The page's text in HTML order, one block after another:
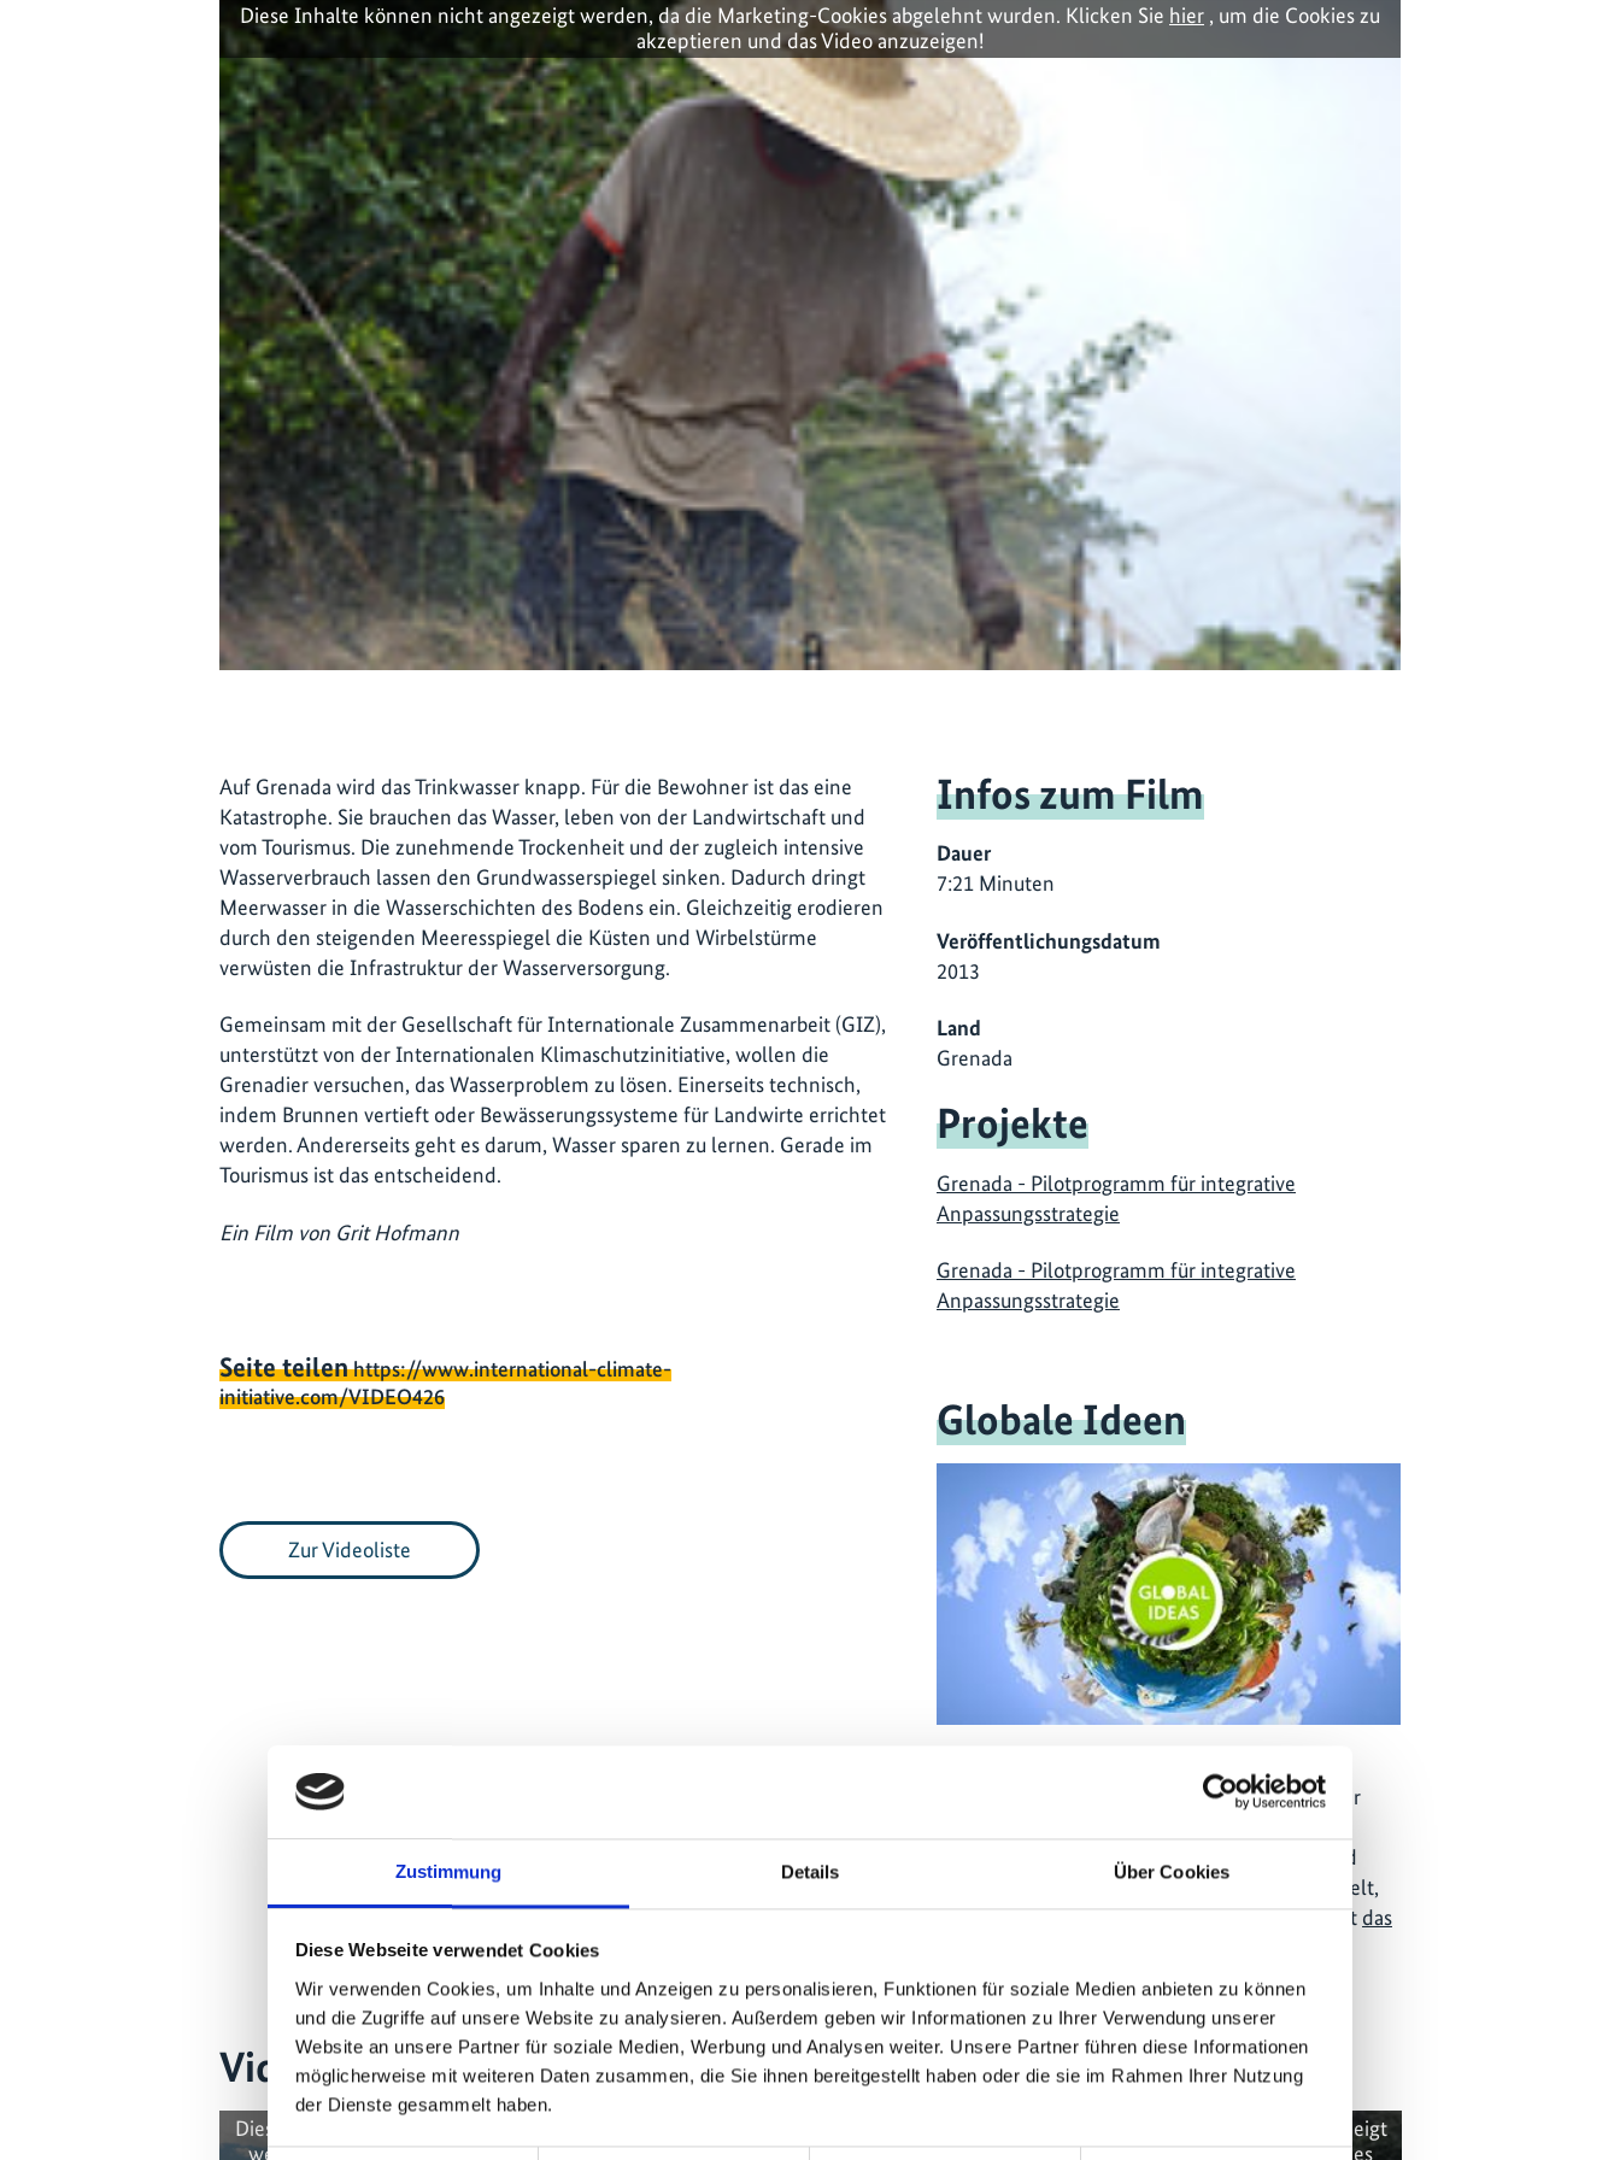
Zustimmung Details Über Cookies
Diese Webseite verwendet Cookies
Wir verwenden Cookies, um Inhalte und Anzeigen zu personalisieren, Funktionen für soziale Medien anbieten zu können
und die Zugriffe auf unsere Website zu analysieren. Außerdem geben wir Informationen zu Ihrer Verwendung unserer
Website an unsere Partner für soziale Medien, Werbung und Analysen weiter. Unsere Partner führen diese Informationen
möglicherweise mit weiteren Daten zusammen, die Sie ihnen bereitgestellt haben oder die sie im Rahmen Ihrer Nutzung
der Dienste gesammelt haben.
Diese Inhalte können nicht angezeigt werden, da die Marketing-Cookies abgelehnt wurden. Klicken Sie hier , um die Cookies zu
akzeptieren und das Video anzuzeigen!
Auf Grenada wird das Trinkwasser knapp. Für die Bewohner ist das eine
Katastrophe. Sie brauchen das Wasser, leben von der Landwirtschaft und
vom Tourismus. Die zunehmende Trockenheit und der zugleich intensive
Wasserverbrauch lassen den Grundwasserspiegel sinken. Dadurch dringt
Meerwasser in die Wasserschichten des Bodens ein. Gleichzeitig erodieren
durch den steigenden Meeresspiegel die Küsten und Wirbelstürme
verwüsten die Infrastruktur der Wasserversorgung.
Gemeinsam mit der Gesellschaft für Internationale Zusammenarbeit (GIZ),
unterstützt von der Internationalen Klimaschutzinitiative, wollen die
Grenadier versuchen, das Wasserproblem zu lösen. Einerseits technisch,
indem Brunnen vertieft oder Bewässerungssysteme für Landwirte errichtet
werden. Andererseits geht es darum, Wasser sparen zu lernen. Gerade im
Tourismus ist das entscheidend.
Ein Film von Grit Hofmann
Seite teilenhttps://www.international-climate-
initiative.com/VIDEO426
Zur Videoliste
Infos zum Film
Dauer
7:21 Minuten
Veröffentlichungsdatum
2013
Land
Grenada
Projekte
Grenada - Pilotprogramm für integrative
Anpassungsstrategie
Grenada - Pilotprogramm für integrative
Anpassungsstrategie
Globale Ideen
informiert die Deutsche Welle Menschen in der
praktischen Umsetzung von Biodiversitäts- und
Klimaschutz. Das Bundesministerium für Umwelt,
Naturschutz und Nukleare Sicherheit finanziert das
Videos zum Projekt
Diese Inhalte können nicht angezeigt
werden, da die Marketing-Cookies
werden, da die Marketing-Cookies
Diese Inhalte können nicht angezeigt
werden, da die Marketing-Cookies